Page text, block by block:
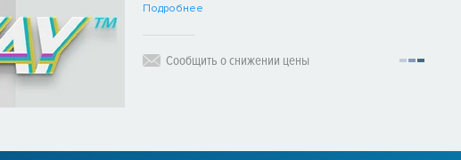
Подробнее
Сообщить о снижении цены